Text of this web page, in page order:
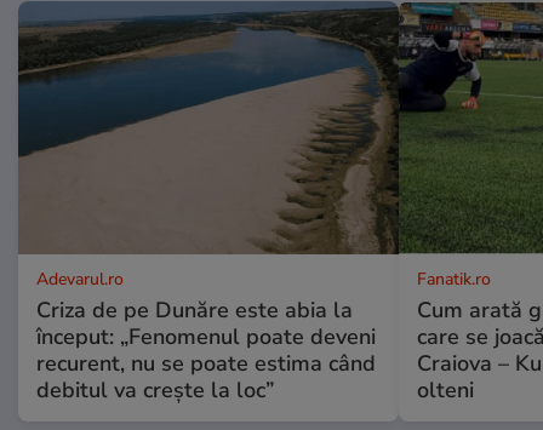
Adevarul.ro
Criza de pe Dunăre este abia la
început: „Fenomenul poate deveni
recurent, nu se poate estima când
debitul va crește la loc”
Fanatik.ro
Cum arată
care se
Craiova –
olteni